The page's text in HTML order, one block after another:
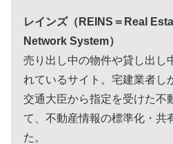
レインズ（REINS＝Real
Network System）
売り出し中の物件や貸し出し
れているサイト。宅建業者し
交通大臣から指定を受けた不
て、不動産情報の標準化・共
た。